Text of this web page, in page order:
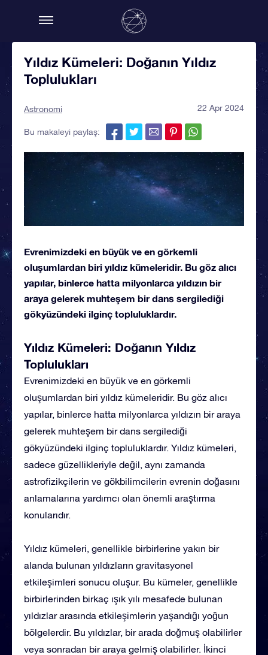
Yıldız Kümeleri: Doğanın Yıldız
Toplulukları
Astronomi 22 Apr 2024
Bu makaleyi paylaş:
Evrenimizdeki en büyük ve en görkemli
oluşumlardan biri yıldız kümeleridir. Bu göz alıcı
yapılar, binlerce hatta milyonlarca yıldızın bir
araya gelerek muhteşem bir dans sergilediği
gökyüzündeki ilginç topluluklardır.
Yıldız Kümeleri: Doğanın Yıldız
Toplulukları
Evrenimizdeki en büyük ve en görkemli
oluşumlardan biri yıldız kümeleridir. Bu göz alıcı
yapılar, binlerce hatta milyonlarca yıldızın bir araya
gelerek muhteşem bir dans sergilediği
gökyüzündeki ilginç topluluklardır. Yıldız kümeleri,
sadece güzellikleriyle değil, aynı zamanda
astrofizikçilerin ve gökbilimcilerin evrenin doğasını
anlamalarına yardımcı olan önemli araştırma
konularıdır.
Yıldız kümeleri, genellikle birbirlerine yakın bir
alanda bulunan yıldızların gravitasyonel
etkileşimleri sonucu oluşur. Bu kümeler, genellikle
birbirlerinden birkaç ışık yılı mesafede bulunan
yıldızlar arasında etkileşimlerin yaşandığı yoğun
bölgelerdir. Bu yıldızlar, bir arada doğmuş olabilirler
veya sonradan bir araya gelmiş olabilirler. İkinci